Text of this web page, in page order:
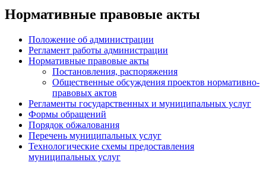
Нормативные правовые акты
Положение об администрации
Регламент работы администрации
Нормативные правовые акты
Постановления, распоряжения
Общественные обсуждения проектов нормативно-
правовых актов
Регламенты государственных и муниципальных услуг
Формы обращений
Порядок обжалования
Перечень муниципальных услуг
Технологические схемы предоставления
муниципальных услуг